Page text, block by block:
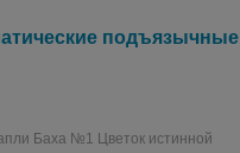
подъязычные
Баха №1 Цветок истинной